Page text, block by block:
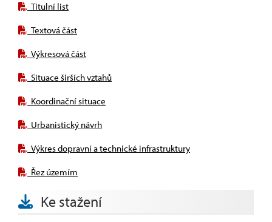
Titulní list
Textová část
Výkresová část
Situace širších vztahů
Koordinační situace
Urbanistický návrh
Výkres dopravní a technické infrastruktury
Řez územím
Ke stažení